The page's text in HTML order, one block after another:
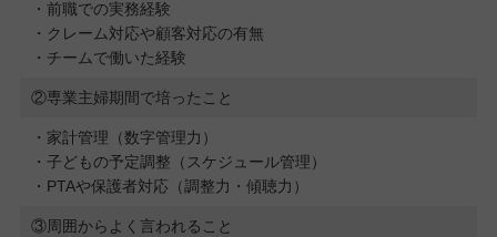
・前職での実務経験
・クレーム対応や顧客対応の有無
・チームで働いた経験
②専業主婦期間で培ったこと
・家計管理（数字管理力）
・子どもの予定調整（スケジュール管理）
・PTAや保護者対応（調整力・傾聴力）
③周囲からよく言われること